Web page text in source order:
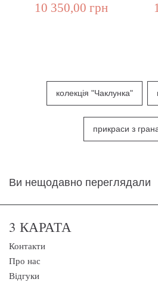
10 350,00 грн
колекція "Чаклунка"
прикраси з
Ви нещодавно переглядали
3 КАРАТА
Контакти
Про нас
Відгуки